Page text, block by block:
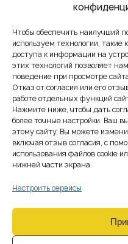
Чтобы обеспечить наилучший
используем технологии,
доступа к информации на
этих технологий позволяет
поведение при просмотре
Отказ от согласия или его
работе отдельных функций
Нажмите ниже, чтобы дать
более точные настройки. Ваш
этому сайту. Вы можете
включая отзыв согласия, с
использования файлов cookie
нижней части экрана.
Настроить сервисы
Выбор
лицензии
Несмотря на
лицензирования остаётся
Ключевые факторы
практику регулятора и
сроки лицензирования;
банковскую и
ожидания к реальному
Разные страны ЕС
выбор юрисдикции имеет